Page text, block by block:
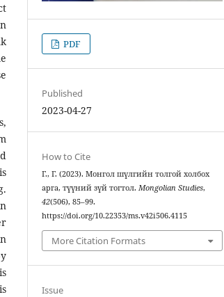
PDF
Published
2023-04-27
How to Cite
Г., Г. (2023). Монгол шүлгийн толгой холбох
арга, түүний зүй тогтол.Mongolian Studies,
42(506), 85–99.
https://doi.org/10.22353/ms.v42i506.4115
More Citation Formats
Issue